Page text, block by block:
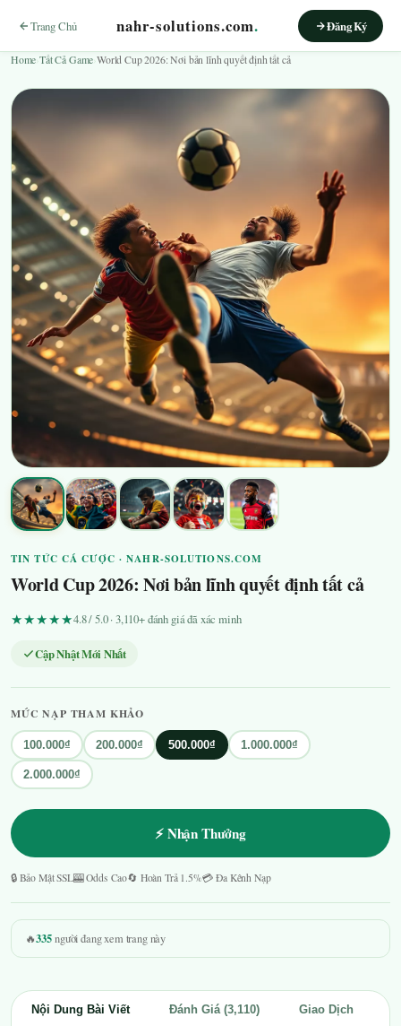
Trang Chủ nahr-solutions.com. Đăng Ký
Home›Tất Cả Game›World Cup 2026: Nơi bản lĩnh quyết định tất cả
TIN TỨC CÁ CƯỢC · NAHR-SOLUTIONS.COM
World Cup 2026: Nơi bản lĩnh quyết định tất cả
★★★★★4.8 / 5.0 · 3,110+ đánh giá đã xác minh
Cập Nhật Mới Nhất
MỨC NẠP THAM KHẢO
100.000₫ 200.000₫ 500.000₫ 1.000.000₫
2.000.000₫
⚡ Nhận Thưởng
🔒 Bảo Mật SSL🎰 Odds Cao🔄 Hoàn Trả 1.5%💳 Đa Kênh Nạp
🔥335người đang xem trang này
Nội Dung Bài Viết Đánh Giá (3,110) Giao Dịch